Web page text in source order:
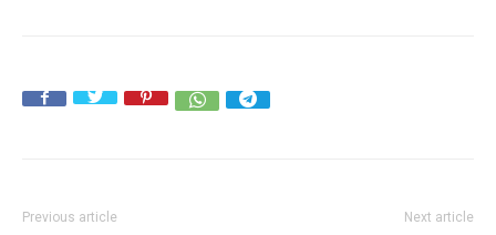
Previous article Next article